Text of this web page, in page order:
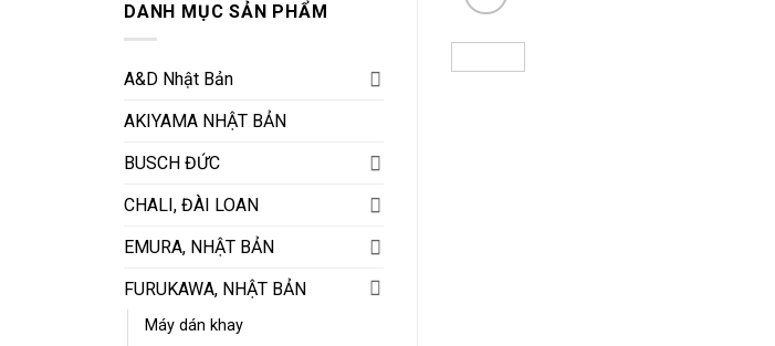
DANH MỤC SẢN PHẨM
A&D Nhật Bản
AKIYAMA NHẬT BẢN
BUSCH ĐỨC
CHALI, ĐÀI LOAN
EMURA, NHẬT BẢN
FURUKAWA, NHẬT BẢN
Máy dán khay